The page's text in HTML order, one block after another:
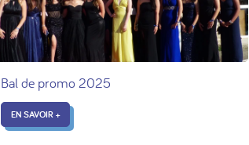
Bal de promo 2025
EN SAVOIR +